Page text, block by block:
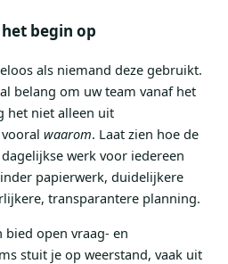
begin op
als niemand deze gebruikt.
belang om uw team vanaf het
het niet alleen uit
waarom. Laat zien hoe de
werk voor iedereen
papierwerk, duidelijkere
transparantere planning.
open vraag- en
stuit je op weerstand, vaak uit